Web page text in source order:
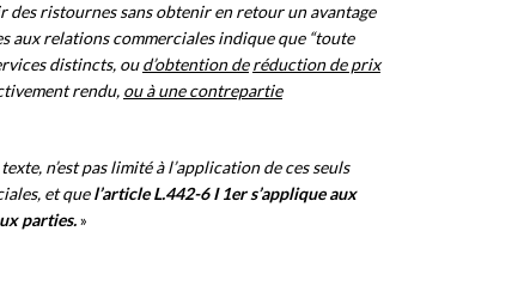
ristournes sans obtenir en retour un avantage
aux relations commerciales indique que “toute
distincts, oud’obtention de réduction de prix
rendu, ou à une contrepartie
n’est pas limité à l’application de ces seuls
et quel’article L.442-6 I 1ers’applique aux
parties.»